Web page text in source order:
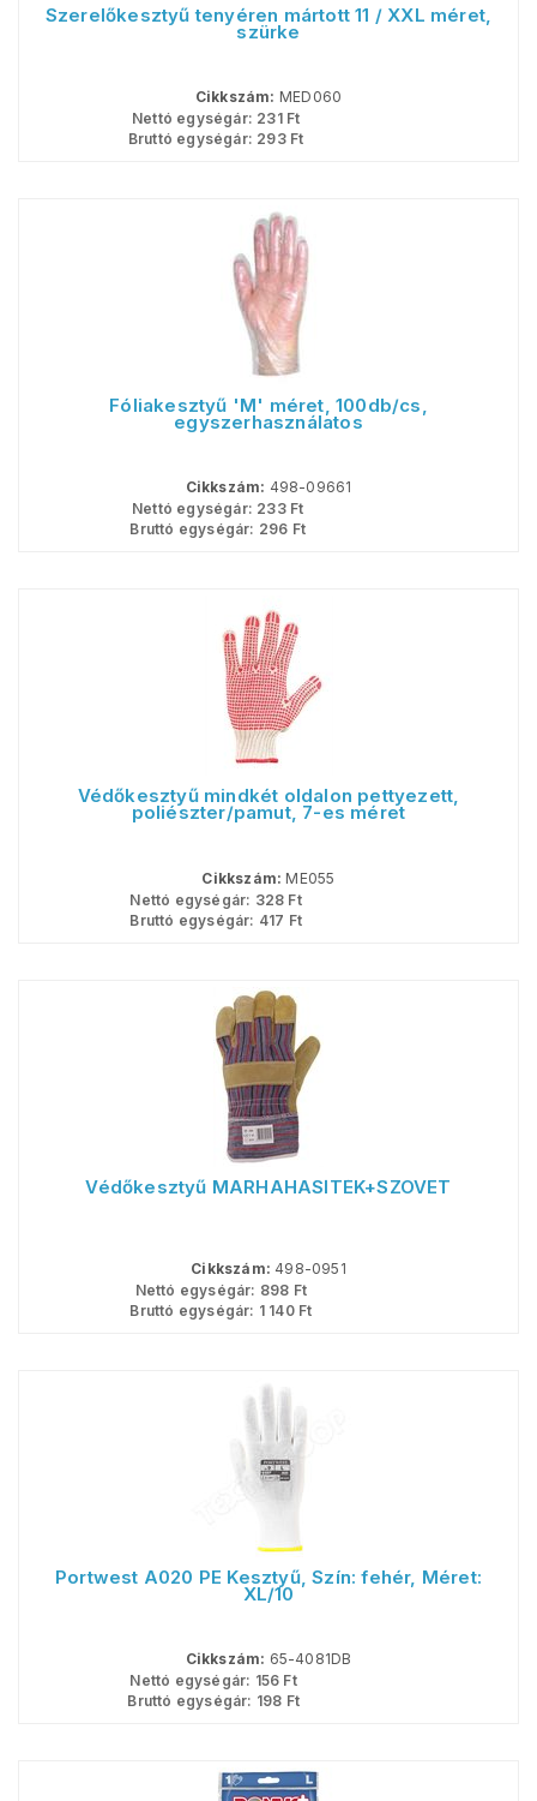
Szerelőkesztyű tenyéren mártott 11 / XXL méret,
szürke
Cikkszám: MED060
Nettó egységár: 231Ft
Bruttó egységár: 293Ft
Fóliakesztyű 'M' méret, 100db/cs,
egyszerhasználatos
Cikkszám: 498-09661
Nettó egységár: 233Ft
Bruttó egységár: 296 Ft
Védőkesztyű mindkét oldalon pettyezett,
poliészter/pamut, 7-es méret
Cikkszám: ME055
Nettó egységár: 328 Ft
Bruttó egységár: 417 Ft
Védőkesztyű MARHAHASÍTÉK+SZÖVET
Cikkszám: 498-0951
Nettó egységár: 898 Ft
Bruttó egységár: 1 140Ft
Portwest A020 PE Kesztyű, Szín: fehér, Méret:
XL/10
Cikkszám: 65-4081DB
Nettó egységár: 156 Ft
Bruttó egységár: 198 Ft